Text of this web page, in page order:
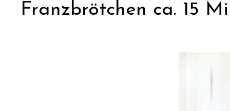
Franzbrötchen ca. 15